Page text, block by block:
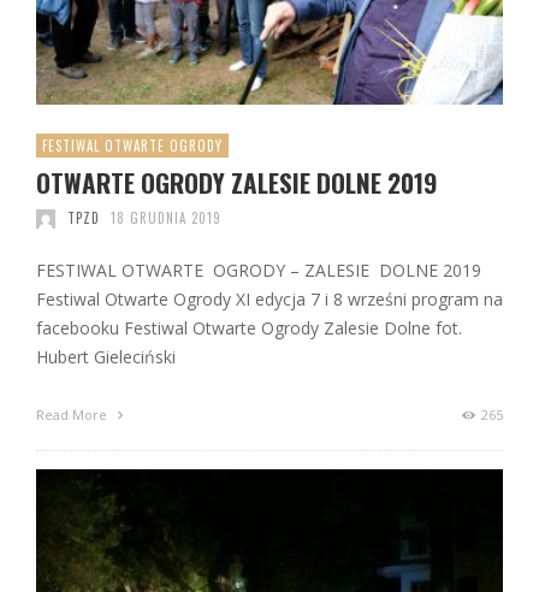
FESTIWAL OTWARTE OGRODY
OTWARTE OGRODY ZALESIE DOLNE 2019
TPZD 18 GRUDNIA 2019
FESTIWAL OTWARTE OGRODY – ZALESIE DOLNE 2019
Festiwal Otwarte Ogrody XI edycja 7 i 8 wrześni program na
facebooku Festiwal Otwarte Ogrody Zalesie Dolne fot.
Hubert Gieleciński
Read More 265